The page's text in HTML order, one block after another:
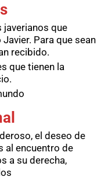
javerianos que
Para que sean
recibido.
que tienen la
el deseo de
al encuentro de
a su derecha,